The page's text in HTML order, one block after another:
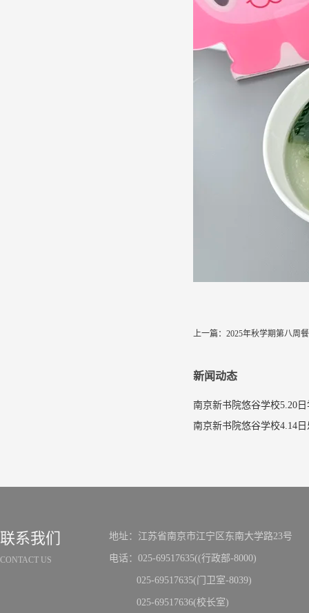
上一篇： 2025年秋学期第八周
新闻动态
南京新书院悠谷学校5.20
联系我们
CONTACT US
地址：江苏省南京市江宁区东南大学路23号
电话：025-69517635((行政部-8000)
025-69517635(门卫室-8039)
025-69517636(校长室)